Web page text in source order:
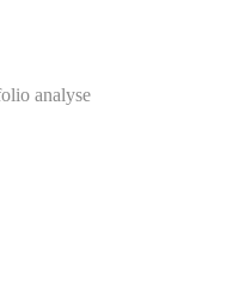
analyse